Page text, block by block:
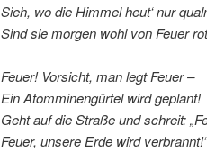
Sieh, wo die Himmel heut‘ nur
Sind sie morgen wohl von Feuer
Feuer! Vorsicht, man legt Feuer –
Ein Atomminengürtel wird geplant!
Geht auf die Straße und schreit:
Feuer, unsere Erde wird verbrannt!“